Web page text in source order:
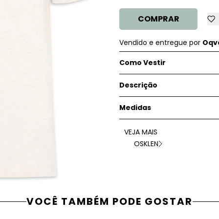
COMPRAR
Vendido e entregue por
Como Vestir
Descrição
Medidas
VEJA MAIS
OSKLEN
VOCÊ TAMBÉM PODE GOSTAR